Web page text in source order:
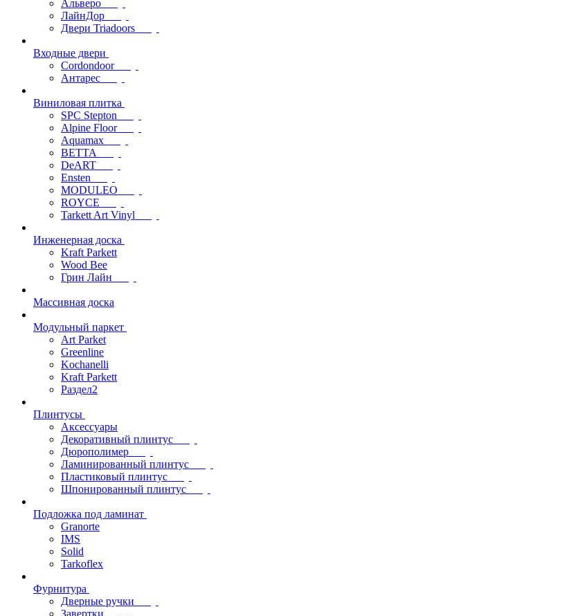
Альверо
ЛайнДор
Двери Triadoors
Входные двери
Cordondoor
Антарес
Виниловая плитка
SPC Stepton
Alpine Floor
Aquamax
BETTA
DeART
Ensten
MODULEO
ROYCE
Tarkett Art Vinyl
Инженерная доска
Kraft Parkett
Wood Bee
Грин Лайн
Массивная доска
Модульный паркет
Art Parket
Greenline
Kochanelli
Kraft Parkett
Раздел2
Плинтусы
Аксессуары
Декоративный плинтус
Дюрополимер
Ламинированный плинтус
Пластиковый плинтус
Шпонированный плинтус
Подложка под ламинат
Granorte
IMS
Solid
Tarkoflex
Фурнитура
Дверные ручки
Завертки